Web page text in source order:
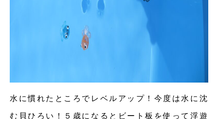
水に慣れたところでレベルアップ！今度は水に沈
む貝ひろい！５歳になるとビート板を使って浮遊